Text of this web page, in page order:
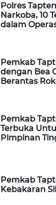
Polres
Narkoba, 10
dalam
Pemkab
dengan Bea
Berantas
Pemkab
Terbuka
Pimpinan
Pemkab
Kebakaran